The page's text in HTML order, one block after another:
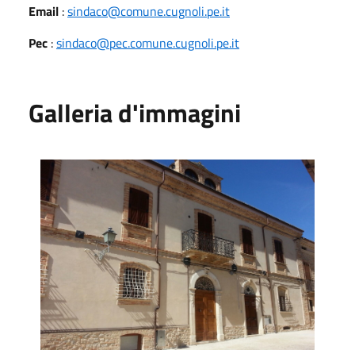
Email :sindaco@comune.cugnoli.pe.it
Pec :sindaco@pec.comune.cugnoli.pe.it
Galleria d'immagini